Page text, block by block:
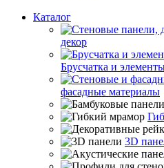
Каталог
декор
Брусчатка и
фасадные материалы
3D